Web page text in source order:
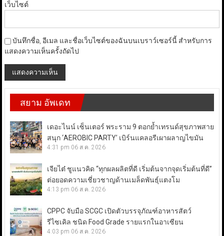
เว็บไซต์
บันทึกชื่อ, อีเมล และชื่อเว็บไซต์ของฉันบนเบราว์เซอร์นี้ สำหรับการ
แสดงความเห็นครั้งถัดไป
สยาม อัพเดท
เดอะไนน์ เซ็นเตอร์ พระราม 9 ตอกย้ำเทรนด์สุขภาพสาย
สนุก ‘AEROBIC PARTY’ เบิร์นแคลอรีเผาผลาญไขมัน
4:31 pm 06 ส.ค. 2026
เจียไต๋ ชูแนวคิด “ทุกผลผลิตที่ดี เริ่มต้นจากจุดเริ่มต้นที่ดี”
ต่อยอดความเชี่ยวชาญด้านเมล็ดพันธุ์แตงโม
4:13 pm 06 ส.ค. 2026
CPPC จับมือ SCGC เปิดตัวบรรจุภัณฑ์อาหารสัตว์
รีไซเคิล ชนิด Food Grade รายแรกในอาเซียน
4:03 pm 06 ส.ค. 2026